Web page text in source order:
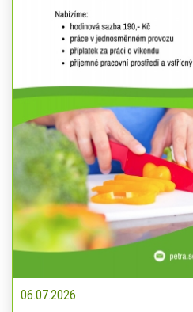
06.07.2026